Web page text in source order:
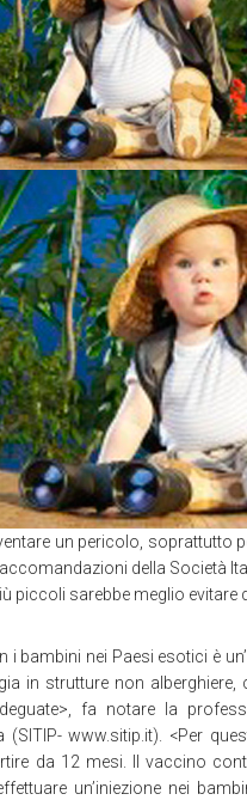
un pericolo, soprattutto
della Società
piccoli sarebbe meglio evitare
i bambini nei Paesi esotici è
in strutture non
fa notare la
(SITIP- www.sitip.it). <Per
da 12 mesi. Il vaccino
un’iniezione nei